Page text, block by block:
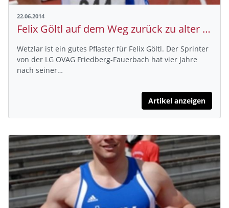
22.06.2014
Felix Göltl auf dem Weg zurück zu alter Stärke
Wetzlar ist ein gutes Pflaster für Felix Göltl. Der Sprinter
von der LG OVAG Friedberg-Fauerbach hat vier Jahre
nach seiner…
Artikel anzeigen